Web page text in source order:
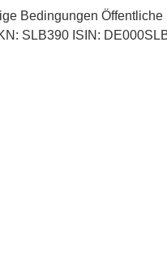
Bedingungen
SLB390 ISIN: